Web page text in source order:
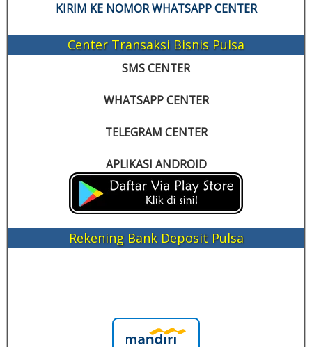
KIRIM KE NOMOR WHATSAPP CENTER
Center Transaksi Bisnis Pulsa
SMS CENTER
WHATSAPP CENTER
TELEGRAM CENTER
APLIKASI ANDROID
Rekening Bank Deposit Pulsa